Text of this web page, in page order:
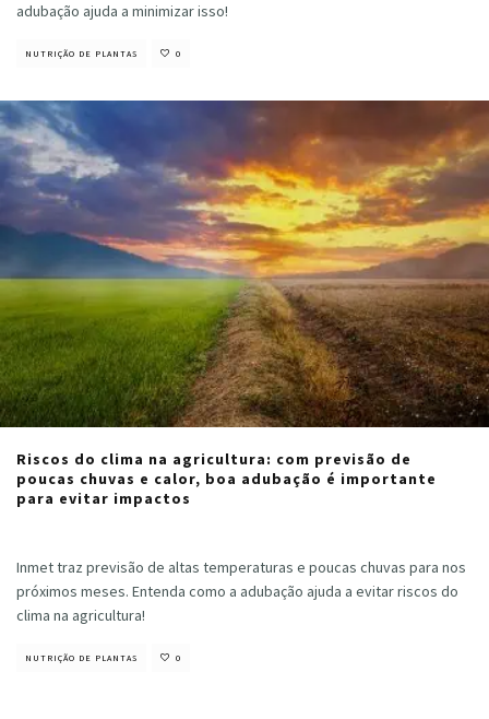
adubação ajuda a minimizar isso!
NUTRIÇÃO DE PLANTAS 0
Riscos do clima na agricultura: com previsão de
poucas chuvas e calor, boa adubação é importante
para evitar impactos
Inmet traz previsão de altas temperaturas e poucas chuvas para nos
próximos meses. Entenda como a adubação ajuda a evitar riscos do
clima na agricultura!
NUTRIÇÃO DE PLANTAS 0